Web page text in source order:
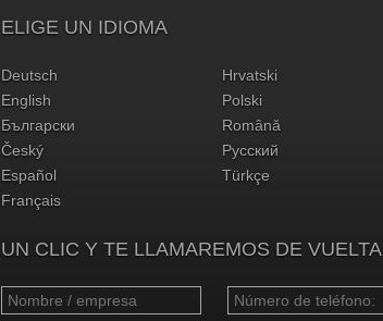
ELIGE UN IDIOMA
Deutsch
English
Български
Český
Español
Français
Hrvatski
Polski
Română
Русский
Türkçe
UN CLIC Y TE LLAMAREMOS DE VUELTA